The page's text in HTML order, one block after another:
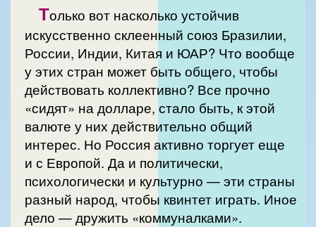
Только вот насколько устойчив
искусственно склеенный союз Бразилии,
России, Индии, Китая и ЮАР? Что вообще
у этих стран может быть общего, чтобы
действовать коллективно? Все прочно
«сидят» на долларе, стало быть, к этой
валюте у них действительно общий
интерес. Но Россия активно торгует еще
и с Европой. Да и политически,
психологически и культурно — эти страны
разный народ, чтобы квинтет играть. Иное
дело — дружить «коммуналками».